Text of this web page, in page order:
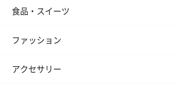
食品・スイーツ
ファッション
アクセサリー